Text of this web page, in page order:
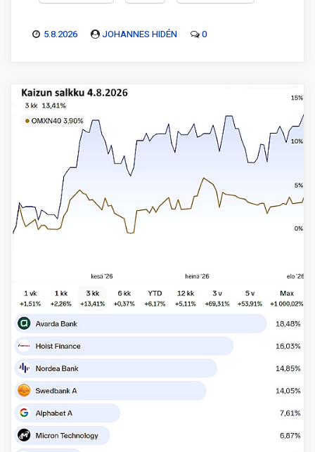
5.8.2026 JOHANNES HIDÉN 0